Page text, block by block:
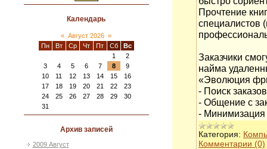
Календарь
« Август 2026 »
Пн
Вт Ср Чт Пт Сб
Вс
1
2
3
4 5 6 7 8
9
10
11 12 13 14 15
16
17
18 19 20 21 22
23
24
25 26 27 28 29
30
31
Архив записей
2009 Август
Прочтение
специалистов
Заказчики
найма
«Эволюция
- Поиск
- Общение с
- Минимизация
Категория:
Комментарии (0)